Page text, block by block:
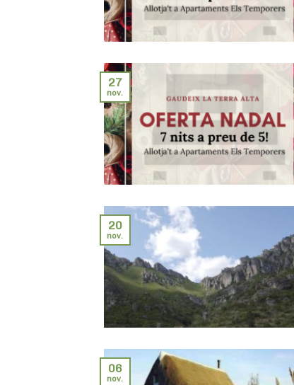
27
nov.
20
nov.
06
nov.